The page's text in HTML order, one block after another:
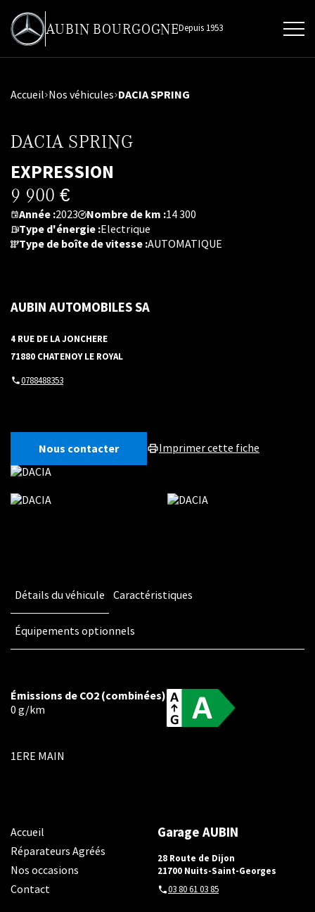
AUBIN BOURGOGNEDepuis 1953
Accueil Nos véhicules DACIA SPRING
DACIA SPRING
EXPRESSION
9 900 €
Année :2023 Nombre de km :14 300
Type d'énergie :Electrique
Type de boîte de vitesse :AUTOMATIQUE
AUBIN AUTOMOBILES SA
4 RUE DE LA JONCHERE
71880 CHATENOY LE ROYAL
0788488353
Nous contacter Imprimer cette fiche
Détails du véhicule Caractéristiques
Équipements optionnels
Émissions de CO2 (combinées)
0 g/km
1ERE MAIN
Accueil
Réparateurs Agréés
Nos occasions
Contact
Garage AUBIN
28 Route de Dijon
21700 Nuits-Saint-Georges
03 80 61 03 85